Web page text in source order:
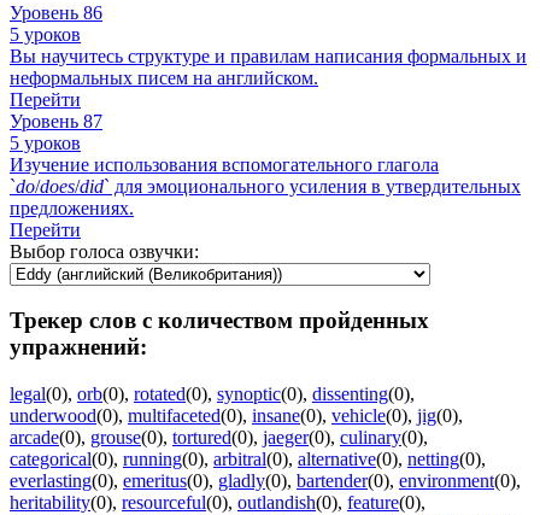
Уровень 86
5 уроков
Вы научитесь структуре и правилам написания формальных и
неформальных писем на английском.
Перейти
Уровень 87
5 уроков
Изучение использования вспомогательного глагола
`do/does/did` для эмоционального усиления в утвердительных
предложениях.
Перейти
Выбор голоса озвучки:
Трекер слов с количеством пройденных
упражнений:
legal(0), orb(0), rotated(0), synoptic(0), dissenting(0),
underwood(0), multifaceted(0), insane(0), vehicle(0), jig(0),
arcade(0), grouse(0), tortured(0), jaeger(0), culinary(0),
categorical(0), running(0), arbitral(0), alternative(0), netting(0),
everlasting(0), emeritus(0), gladly(0), bartender(0), environment(0),
heritability(0), resourceful(0), outlandish(0), feature(0),